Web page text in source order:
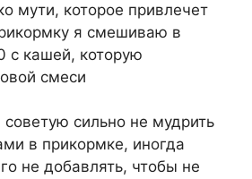
мути, которое привлечет
я смешиваю в
с кашей, которую
смеси
сильно не мудрить
в прикормке, иногда
не добавлять, чтобы не